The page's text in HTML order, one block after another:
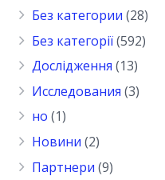
Без категории (28)
Без категорії(592)
Дослідження (13)
Исследования (3)
но (1)
Новини (2)
Партнери (9)